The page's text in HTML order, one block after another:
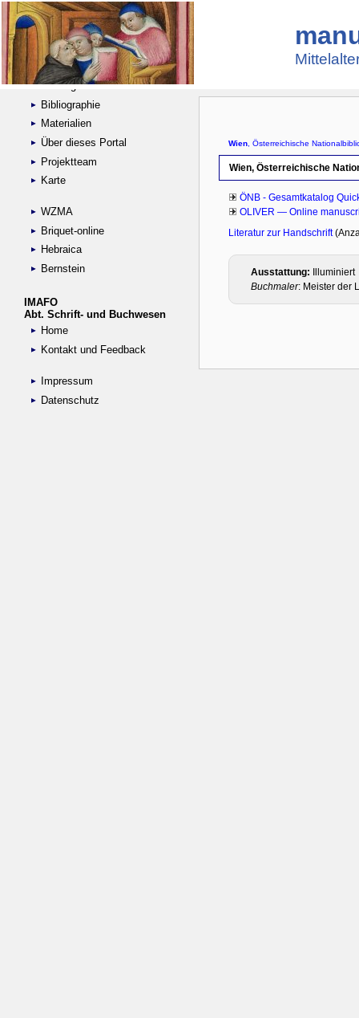
Suche
Handschriftensammlungen
Digitalisierte Handschriften
Kataloge
Bibliographie
Materialien
Über dieses Portal
Projektteam
Karte
WZMA
Briquet-online
Hebraica
Bernstein
IMAFO
Abt. Schrift- und Buchwesen
Home
Kontakt und Feedback
Impressum
Datenschutz